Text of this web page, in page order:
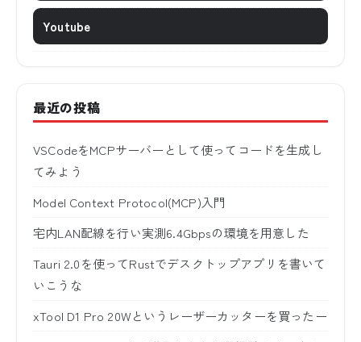
Youtube
最近の投稿
VSCodeをMCPサーバーとして使ってコードを生成し
てみよう
Model Context Protocol(MCP)入門
宅内LAN配線を行い実測6.4Gbpsの環境を用意した
Tauri 2.0を使ってRustでデスクトップアプリを書いて
いこうな
xTool D1 Pro 20Wというレーザーカッターを買ったー